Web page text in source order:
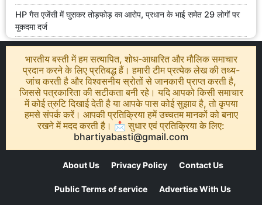
HP गैस एजेंसी में घुसकर तोड़फोड़ का आरोप, प्रधान के भाई समेत 29 लोगों पर
मुकदमा दर्ज
भारतीय बस्ती में हम सत्यापित, शोध-आधारित और मौलिक समाचार
प्रदान करने के लिए प्रतिबद्ध हैं। हमारी टीम प्रत्येक लेख की तथ्य-
जांच करती है और विश्वसनीय स्रोतों से जानकारी प्राप्त करती है,
जिससे पत्रकारिता की सटीकता बनी रहे। यदि आपको किसी समाचार
में कोई त्रुटि दिखाई देती है या आपके पास कोई सुझाव है, तो कृपया
हमसे संपर्क करें। आपकी प्रतिक्रिया हमें उच्चतम मानकों को बनाए
रखने में मदद करती है। 📩 सुधार एवं प्रतिक्रिया के लिए:
bhartiyabasti@gmail.com
About Us Privacy Policy Contact Us
Public Terms of service Advertise With Us